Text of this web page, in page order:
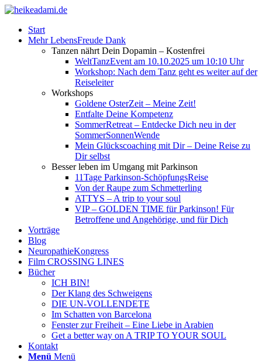
Start
Mehr LebensFreude Dank
Tanzen nährt Dein Dopamin – Kostenfrei
WeltTanzEvent am 10.10.2025 um 10:10 Uhr
Workshop: Nach dem Tanz geht es weiter auf der
Reiseleiter
Workshops
Goldene OsterZeit – Meine Zeit!
Entfalte Deine Kompetenz
SommerRetreat – Entdecke Dich neu in der
SommerSonnenWende
Mein Glückscoaching mit Dir – Deine Reise zu
Dir selbst
Besser leben im Umgang mit Parkinson
11Tage Parkinson-SchöpfungsReise
Von der Raupe zum Schmetterling
ATTYS – A trip to your soul
VIP – GOLDEN TIME für Parkinson! Für
Betroffene und Angehörige, und für Dich
Vorträge
Blog
NeuropathieKongress
Film CROSSING LINES
Bücher
ICH BIN!
Der Klang des Schweigens
DIE UN-VOLLENDETE
Im Schatten von Barcelona
Fenster zur Freiheit – Eine Liebe in Arabien
Get a better way on A TRIP TO YOUR SOUL
Kontakt
Menü Menü